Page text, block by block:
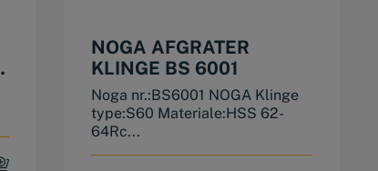
NOGA AFGRATER
KLINGE BS 6001
Noga nr.:BS6001 NOGA Klinge
type:S60 Materiale:HSS 62-
64Rc...